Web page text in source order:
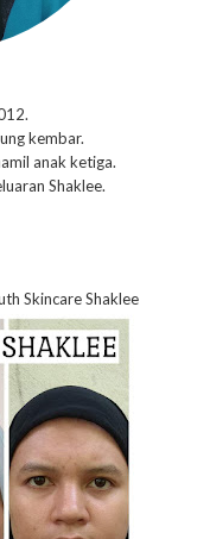
kembar.
anak ketiga.
Shaklee.
Skincare Shaklee